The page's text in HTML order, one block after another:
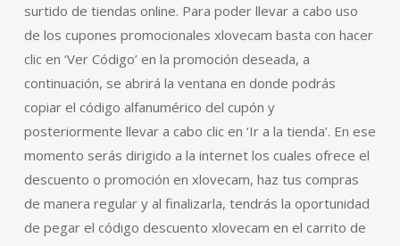
surtido de tiendas online. Para poder llevar a cabo uso
de los cupones promocionales xlovecam basta con hacer
clic en ‘Ver Código’ en la promoción deseada, a
continuación, se abrirá la ventana en donde podrás
copiar el código alfanumérico del cupón y
posteriormente llevar a cabo clic en ‘Ir a la tienda’. En ese
momento serás dirigido a la internet los cuales ofrece el
descuento o promoción en xlovecam, haz tus compras
de manera regular y al finalizarla, tendrás la oportunidad
de pegar el código descuento xlovecam en el carrito de